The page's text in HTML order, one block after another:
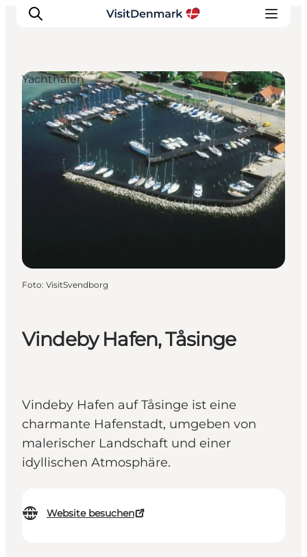
Inspiration
Regionen
Erlebnisse
Unterkünfte
Reiseplanung
Vindeby Hafen, Tåsinge
Vindeby Hafen auf Tåsinge ist eine
charmante Hafenstadt, umgeben von
malerischer Landschaft und einer
idyllischen Atmosphäre.
Website besuchen
Yachthafen
Foto: VisitSvendborg